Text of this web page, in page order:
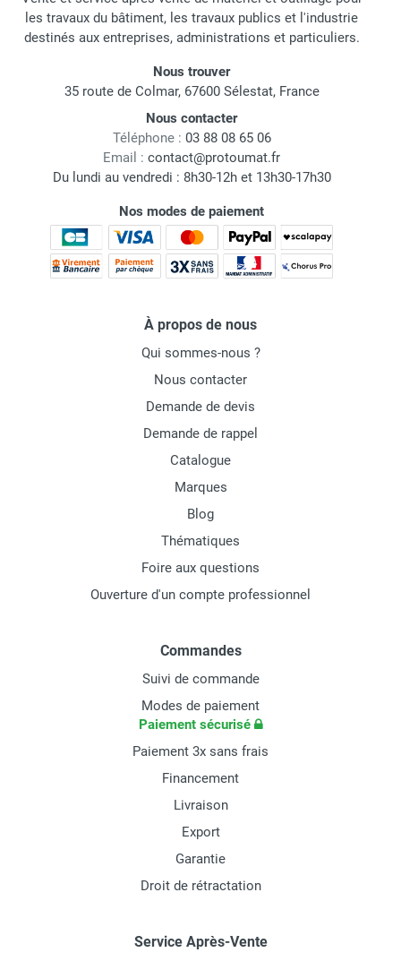
les travaux du bâtiment, les travaux publics et l'industrie
destinés aux entreprises, administrations et particuliers.
Nous trouver
35 route de Colmar, 67600 Sélestat, France
Nous contacter
Téléphone : 03 88 08 65 06
Email : contact@protoumat.fr
Du lundi au vendredi : 8h30-12h et 13h30-17h30
Nos modes de paiement
À propos de nous
Qui sommes-nous ?
Nous contacter
Demande de devis
Demande de rappel
Catalogue
Marques
Blog
Thématiques
Foire aux questions
Ouverture d'un compte professionnel
Commandes
Suivi de commande
Modes de paiement
Paiement sécurisé
Paiement 3x sans frais
Financement
Livraison
Export
Garantie
Droit de rétractation
Service Après-Vente